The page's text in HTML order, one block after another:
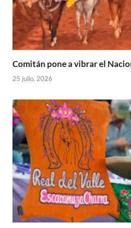
Comitán pone a vibrar el
25 julio, 2026